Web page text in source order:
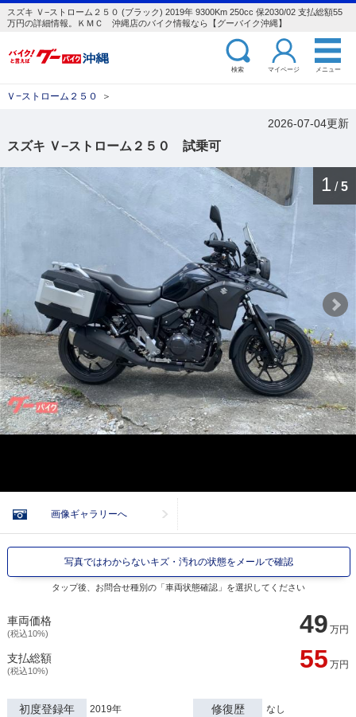
スズキ Ｖ−ストローム２５０ (ブラック) 2019年 9300Km 250cc 保2030/02 支払総額55
万円の詳細情報。ＫＭＣ 沖縄店のバイク情報なら【グーバイク沖縄】
検索 マイページ メニュー
Ｖ−ストローム２５０ ＞
2026-07-04更新
スズキ Ｖ−ストローム２５０ 試乗可
1 / 5
画像ギャラリーへ
写真ではわからないキズ・汚れの状態をメールで確認
タップ後、お問合せ種別の「車両状態確認」を選択してください
車両価格
(税込10%) 49 万円
支払総額
(税込10%) 55 万円
初度登録年 2019年 修復歴 なし